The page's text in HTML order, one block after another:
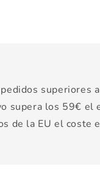
superiores
supera los 59€ el
de la EU el coste